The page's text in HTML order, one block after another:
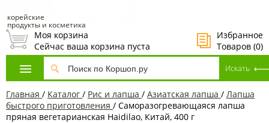
корейские
продукты и косметика
Избранное
Товаров (0)
Моя корзина
Сейчас ваша корзина пуста
Главная / Каталог / Рис и лапша / Азиатская лапша / Лапша
быстрого приготовления / Саморазогревающаяся лапша
пряная вегетарианская Haidilao, Китай, 400 г